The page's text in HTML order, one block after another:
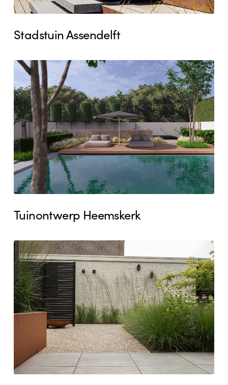
Stadstuin Assendelft
Tuinontwerp
Heemskerk
Tuinontwerp Heemskerk
Stadstuin
Heemskerk